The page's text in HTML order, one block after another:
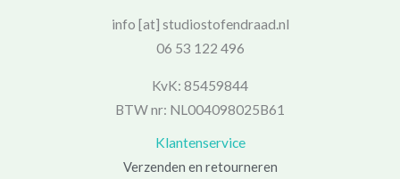
info [at] studiostofendraad.nl
06 53 122 496
KvK: 85459844
BTW nr: NL004098025B61
Klantenservice
Verzenden en retourneren